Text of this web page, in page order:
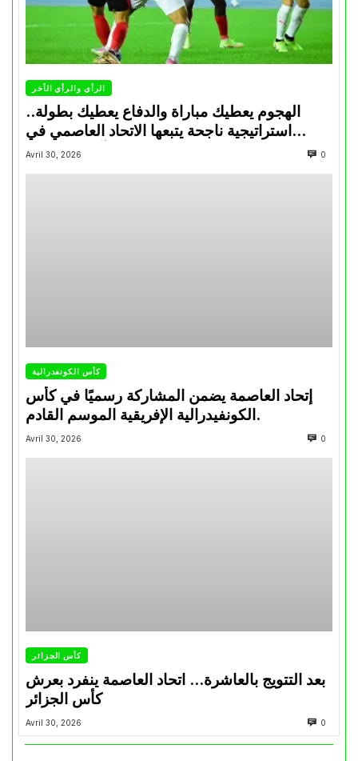
الرأي والرأي الأخر
الهجوم يعطيك مباراة والدفاع يعطيك بطولة..
استراتيجية ناجحة يتبعها الاتحاد العاصمي في
تتويجاته آخر السنوات
Avril 30, 2026 0
كأس الكونفدرالية
إتحاد العاصمة يضمن المشاركة رسميًا في كأس
الكونفيدرالية الإفريقية الموسم القادم.
Avril 30, 2026 0
كأس الجزائر
بعد التتويج بالعاشرة… اتحاد العاصمة ينفرد بعرش
كأس الجزائر
Avril 30, 2026 0